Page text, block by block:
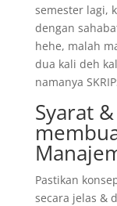
semester lagi,
dengan
hehe, malah
dua kali deh
namanya
Syarat
Pastikan
secara jelas &